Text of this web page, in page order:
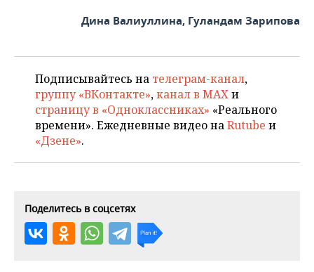
Дина Валиуллина, Гуландам Зарипова
Подписывайтесь на телеграм-канал,
группу «ВКонтакте»,канал в MAXи
страницу в «Одноклассниках» «Реального
времени». Ежедневные видео наRutube и
«Дзене».
Поделитесь в соцсетях